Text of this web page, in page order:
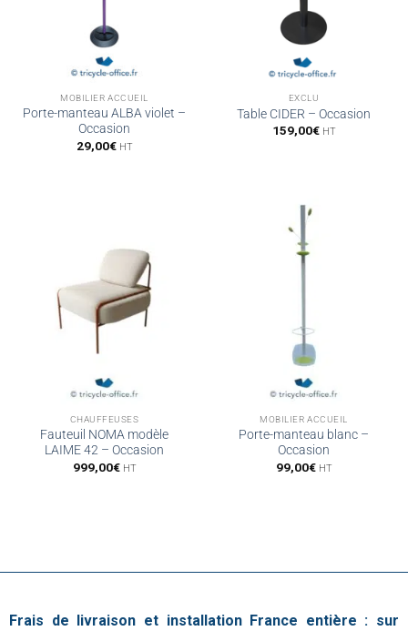
MOBILIER ACCUEIL
Porte-manteau ALBA violet –
Occasion
29,00€ HT
EXCLU
Table CIDER – Occasion
159,00€ HT
CHAUFFEUSES
Fauteuil NOMA modèle
LAIME 42 – Occasion
999,00€ HT
MOBILIER ACCUEIL
Porte-manteau blanc –
Occasion
99,00€ HT
Frais de livraison et installation France entière : sur